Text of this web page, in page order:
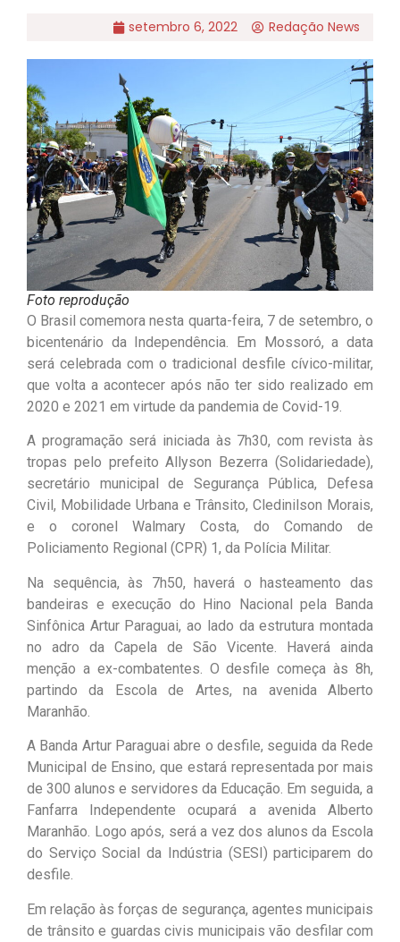
setembro 6, 2022 Redação News
Foto reprodução
O Brasil comemora nesta quarta-feira, 7 de setembro, o
bicentenário da Independência. Em Mossoró, a data
será celebrada com o tradicional desfile cívico-militar,
que volta a acontecer após não ter sido realizado em
2020 e 2021 em virtude da pandemia de Covid-19.
A programação será iniciada às 7h30, com revista às
tropas pelo prefeito Allyson Bezerra (Solidariedade),
secretário municipal de Segurança Pública, Defesa
Civil, Mobilidade Urbana e Trânsito, Cledinilson Morais,
e o coronel Walmary Costa, do Comando de
Policiamento Regional (CPR) 1, da Polícia Militar.
Na sequência, às 7h50, haverá o hasteamento das
bandeiras e execução do Hino Nacional pela Banda
Sinfônica Artur Paraguai, ao lado da estrutura montada
no adro da Capela de São Vicente. Haverá ainda
menção a ex-combatentes. O desfile começa às 8h,
partindo da Escola de Artes, na avenida Alberto
Maranhão.
A Banda Artur Paraguai abre o desfile, seguida da Rede
Municipal de Ensino, que estará representada por mais
de 300 alunos e servidores da Educação. Em seguida, a
Fanfarra Independente ocupará a avenida Alberto
Maranhão. Logo após, será a vez dos alunos da Escola
do Serviço Social da Indústria (SESI) participarem do
desfile.
Em relação às forças de segurança, agentes municipais
de trânsito e guardas civis municipais vão desfilar com